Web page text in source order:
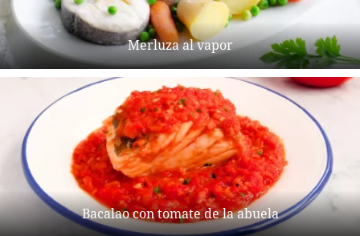
Merluza al vapor
Bacalao con tomate de la abuela